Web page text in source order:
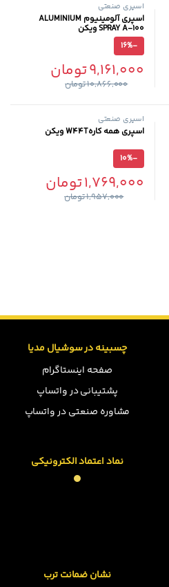
اسپری صنعتی
اسپری آلومینیوم ALUMINIUM
SPRAY A-100 ویکن
-
16%
9,161,000تومان
10,866,000تومان
اسپری صنعتی
اسپری همه کارهW44T ویکن
-
10%
1,769,000تومان
1,957,000تومان
چسبینه در سوشیال مدیا
صفحه اینستاگرام
پشتیبانی در واتساپ
مشاوره صنعتی در واتساپ
نماد اعتماد الکترونیکی
نشان ضمانت ترب